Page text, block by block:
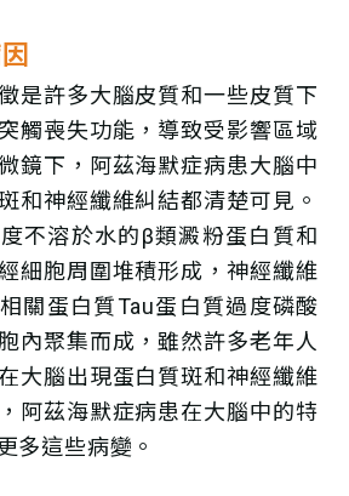
是許多大腦皮質和一些皮質下
觸喪失功能，導致受影響區域
鏡下，阿茲海默症病患大腦中
和神經纖維糾結都清楚可見。
不溶於水的β類澱粉蛋白質和
細胞周圍堆積形成，神經纖維
關蛋白質Tau蛋白質過度磷酸
內聚集而成，雖然許多老年人
大腦出現蛋白質斑和神經纖維
阿茲海默症病患在大腦中的特
多這些病變。